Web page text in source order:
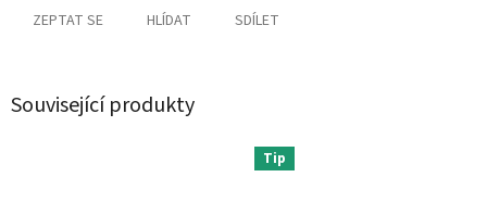
ZEPTAT SE HLÍDAT SDÍLET
Související produkty
Tip